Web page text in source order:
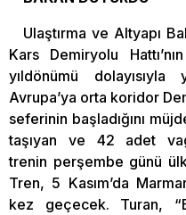
Ulaştırma ve Altyapı
Kars Demiryolu
yıldönümü dolayısıyla
Avrupa’ya orta koridor
seferinin başladığını
taşıyan ve 42 adet
trenin perşembe günü
Tren, 5 Kasım’da
kez geçecek. Turan,